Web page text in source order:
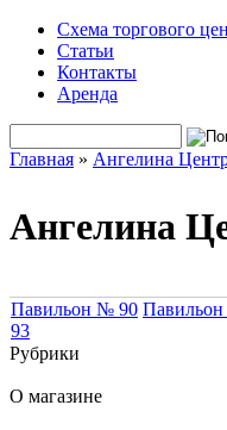
Схема торгового
Статьи
Контакты
Аренда
Форма поиска
Главная » Ангелина
Ангелина
Павильон № 90
93
Рубрики
О магазине